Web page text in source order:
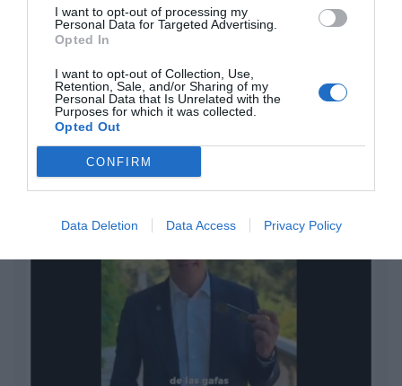
I want to opt-out of processing my
Personal Data for Targeted Advertising.
Opted In
I want to opt-out of Collection, Use,
Retention, Sale, and/or Sharing of my
Personal Data that Is Unrelated with the
Purposes for which it was collected.
Opted Out
CONFIRM
Data Deletion Data Access Privacy Policy
euros... suma y sigue
Eulogio López
El IBEX 35 cerró la sesión del
miércoles en los 20.057 puntos,
un nuevo récord
Argumentos